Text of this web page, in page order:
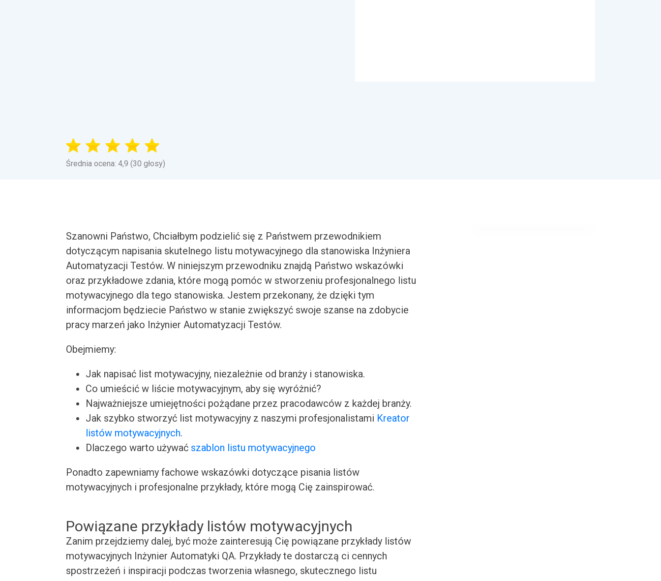
Średnia ocena: 4,9 (30 głosy)
Szanowni Państwo, Chciałbym podzielić się z Państwem przewodnikiem
dotyczącym napisania skutelnego listu motywacyjnego dla stanowiska Inżyniera
Automatyzacji Testów. W niniejszym przewodniku znajdą Państwo wskazówki
oraz przykładowe zdania, które mogą pomóc w stworzeniu profesjonalnego listu
motywacyjnego dla tego stanowiska. Jestem przekonany, że dzięki tym
informacjom będziecie Państwo w stanie zwiększyć swoje szanse na zdobycie
pracy marzeń jako Inżynier Automatyzacji Testów.
Obejmiemy:
Jak napisać list motywacyjny, niezależnie od branży i stanowiska.
Co umieścić w liście motywacyjnym, aby się wyróżnić?
Najważniejsze umiejętności pożądane przez pracodawców z każdej branży.
Jak szybko stworzyć list motywacyjny z naszymi profesjonalistami Kreator
listów motywacyjnych.
Dlaczego warto używać szablon listu motywacyjnego
Ponadto zapewniamy fachowe wskazówki dotyczące pisania listów
motywacyjnych i profesjonalne przykłady, które mogą Cię zainspirować.
Powiązane przykłady listów motywacyjnych
Zanim przejdziemy dalej, być może zainteresują Cię powiązane przykłady listów
motywacyjnych Inżynier Automatyki QA. Przykłady te dostarczą ci cennych
spostrzeżeń i inspiracji podczas tworzenia własnego, skutecznego listu